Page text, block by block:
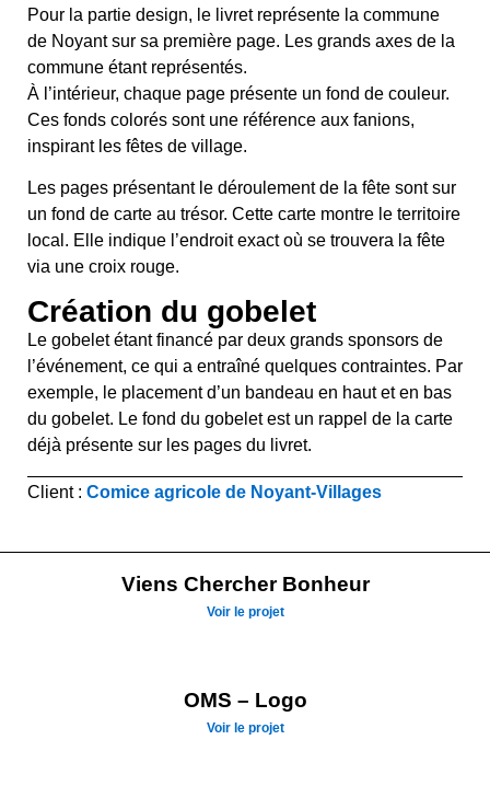
Pour la partie design, le livret représente la commune
de Noyant sur sa première page. Les grands axes de la
commune étant représentés.
À l’intérieur, chaque page présente un fond de couleur.
Ces fonds colorés sont une référence aux fanions,
inspirant les fêtes de village.
Les pages présentant le déroulement de la fête sont sur
un fond de carte au trésor. Cette carte montre le territoire
local. Elle indique l’endroit exact où se trouvera la fête
via une croix rouge.
Création du gobelet
Le gobelet étant financé par deux grands sponsors de
l’événement, ce qui a entraîné quelques contraintes. Par
exemple, le placement d’un bandeau en haut et en bas
du gobelet. Le fond du gobelet est un rappel de la carte
déjà présente sur les pages du livret.
Client : Comice agricole de Noyant-Villages
Viens Chercher Bonheur
Voir le projet
OMS – Logo
Voir le projet